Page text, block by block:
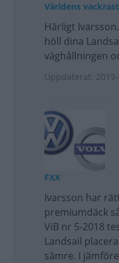
Världens
Härligt
höll dina
väghållningen
Uppdaterat:
FXX
Ivarsson har
premiumdäck
ViB nr 5-2018
Landsail
sämre. I